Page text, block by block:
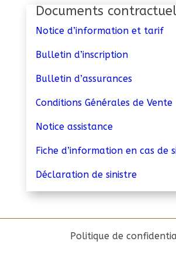
Documents
Notice d’information et tarif
Bulletin d’inscription
Bulletin d’assurances
Conditions Générales de Vente
Notice assistance
Fiche d’information en cas de
Déclaration de sinistre
Politique de